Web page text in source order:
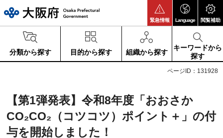
緊急情報 Language 閲覧補助
分類から探す 目的から探す 組織から探す
キーワードから
探す
ページID：131928
【第1弾発表】令和8年度「おおさか
CO₂CO₂（コツコツ）ポイント＋」の付
与を開始しました！